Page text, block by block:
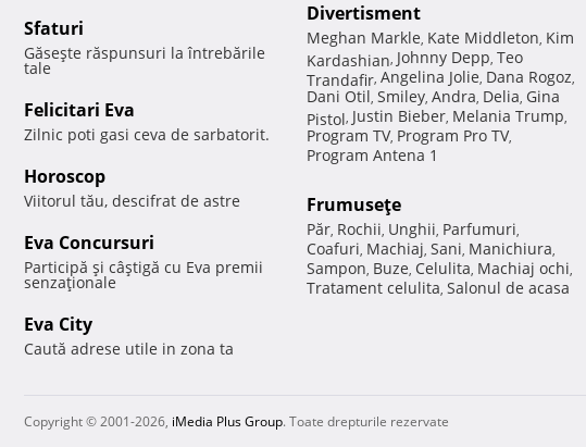
Sfaturi
Găseşte răspunsuri la întrebările
tale
Felicitari Eva
Zilnic poti gasi ceva de sarbatorit.
Horoscop
Viitorul tău, descifrat de astre
Eva Concursuri
Participă şi câştigă cu Eva premii
senzaţionale
Eva City
Caută adrese utile in zona ta
Divertisment
Meghan Markle, Kate Middleton, Kim
Kardashian, Johnny Depp, Teo
Trandafir, Angelina Jolie, Dana Rogoz,
Dani Otil, Smiley, Andra, Delia, Gina
Pistol, Justin Bieber, Melania Trump,
Program TV, Program Pro TV,
Program Antena 1
Frumuseţe
Păr, Rochii, Unghii, Parfumuri,
Coafuri, Machiaj, Sani, Manichiura,
Sampon, Buze, Celulita, Machiaj ochi,
Tratament celulita, Salonul de acasa
Copyright © 2001-2026, iMedia Plus Group. Toate drepturile rezervate